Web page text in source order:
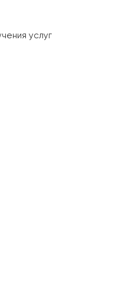
услуг